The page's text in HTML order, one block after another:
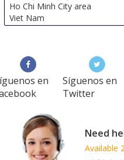
Ho Chi Minh City area
Viet Nam
en
Síguenos en
Twitter
Need
Available